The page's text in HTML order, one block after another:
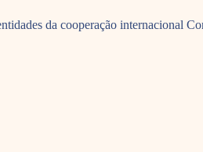
da cooperação internacional